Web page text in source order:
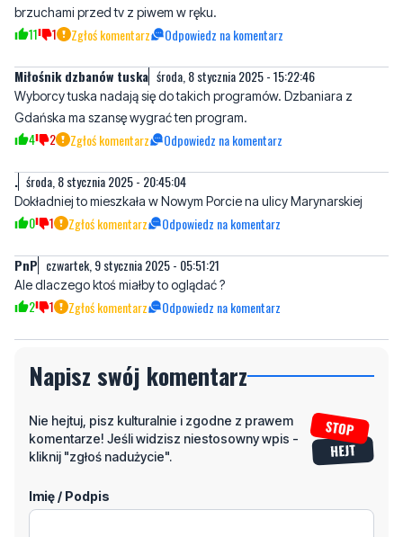
Miłośnik dzbanów tuska środa, 8 stycznia 2025 - 15:22:46
Wyborcy tuska nadają się do takich programów. Dzbaniara z
4 2 Zgłoś komentarz Odpowiedz na komentarz
. środa, 8 stycznia 2025 - 20:45:04
Dokładniej to mieszkała w Nowym Porcie na ulicy Marynarskiej
PnP czwartek, 9 stycznia 2025 - 05:51:21
Ale dlaczego ktoś miałby to oglądać ?
Napisz swój komentarz
komentarze! Jeśli widzisz niestosowny wpis -
kliknij "zgłoś nadużycie".
Imię / Podpis
Odpowiedz